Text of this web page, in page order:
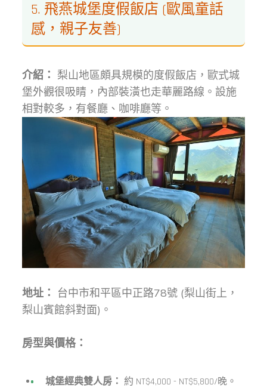
5. 飛燕城堡度假飯店 (歐風童話
感，親子友善)
介紹： 梨山地區頗具規模的度假飯店，歐式城
堡外觀很吸睛，內部裝潢也走華麗路線。設施
相對較多，有餐廳、咖啡廳等。
地址：
台中市和平區中正路78號 (梨山街上，
梨山賓館斜對面)。
房型與價格：
城堡經典雙人房： 約 NT$4,000 - NT$5,800/晚。